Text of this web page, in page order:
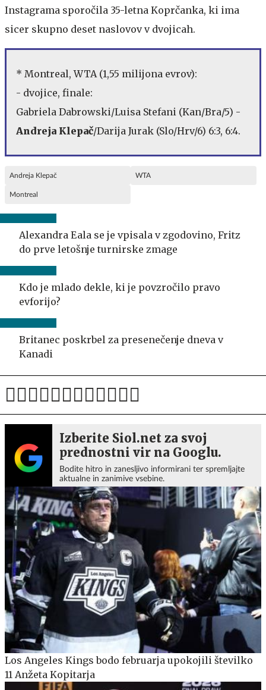
Instagrama sporočila 35-letna Koprčanka, ki ima
sicer skupno deset naslovov v dvojicah.
* Montreal, WTA (1,55 milijona evrov):
- dvojice, finale:
Gabriela Dabrowski/Luisa Stefani (Kan/Bra/5) -
Andreja Klepač/Darija Jurak (Slo/Hrv/6) 6:3, 6:4.
Andreja Klepač WTA
Montreal
Alexandra Eala se je vpisala v zgodovino, Fritz
do prve letošnje turnirske zmage
Kdo je mlado dekle, ki je povzročilo pravo
evforijo?
Britanec poskrbel za presenečenje dneva v
Kanadi
Izberite Siol.net za svoj
prednostni vir na Googlu.
Bodite hitro in zanesljivo informirani ter spremljajte
aktualne in zanimive vsebine.
Los Angeles Kings bodo februarja upokojili številko
11 Anžeta Kopitarja